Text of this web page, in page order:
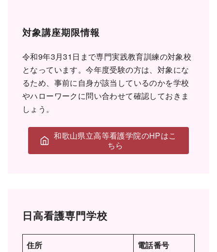
対象講座期限情報
令和9年3月31日まで専門実践教育訓練の対象校
となっています。今年度受験の方は、対象にな
るため、事前に自身が該当しているのかを学校
やハローワークに問い合わせて確認しておきま
しょう。
和歌山県立高等看護学院のHPはこ
ちら
日高看護専門学校
住所
電話番号